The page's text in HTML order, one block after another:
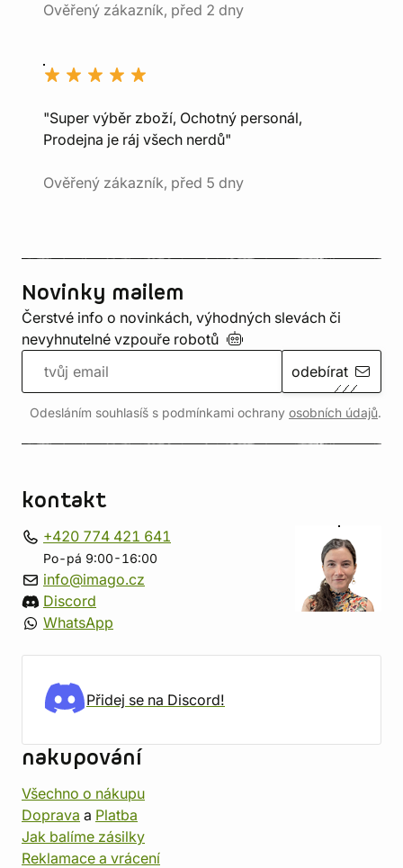
Ověřený zákazník, před 2 dny
"Super výběr zboží, Ochotný personál,
Prodejna je ráj všech nerdů"
Ověřený zákazník, před 5 dny
Novinky mailem
Čerstvé info o novinkách, výhodných slevách či
nevyhnutelné vzpouře robotů
odebírat
Odesláním souhlasíš s podmínkami ochrany osobních údajů.
kontakt
+420 774 421 641
Po-pá 9:00-16:00
info@imago.cz
Discord
WhatsApp
Přidej se na Discord!
nakupování
Všechno o nákupu
Doprava a Platba
Jak balíme zásilky
Reklamace a vrácení